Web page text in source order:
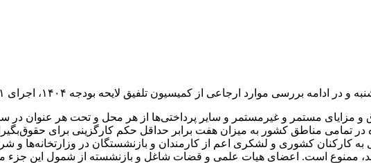
از کمیسیون تلفیق لایحه بودجه ۱۴۰۴، اجرای ۱، ۲ و ۳ بند (ت) تبصره ۱۲ را به شرح زیر تصویب کردند:
تمامی ‏مناطق کشور به میزان هفت برابر حداقل حکم کارگزینی برای
به کارکنان کشوری و لشکری اعم از کارمندان و بازنشستگان در
ممنوع است. اعضای هیات علمی و قضات شاغل و بازنشسته از شمول این جزء